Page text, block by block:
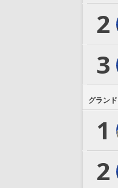
2
3
グラン
1
2